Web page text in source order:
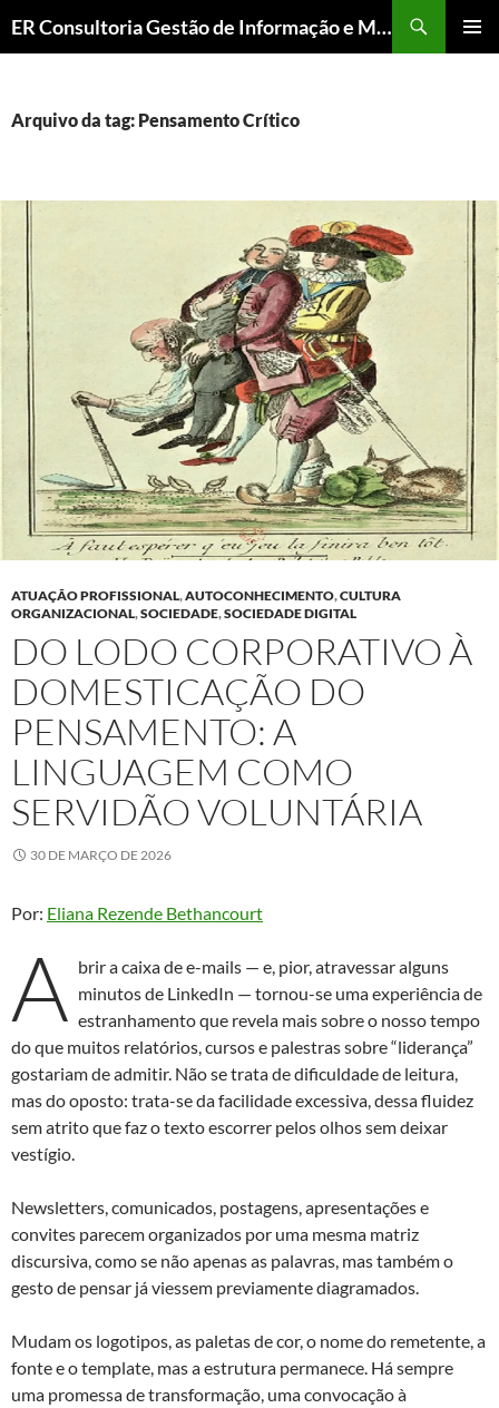
ER Consultoria Gestão de Informação e Memória Institucional
CONTEÚDO
Arquivo da tag: Pensamento Crítico
ATUAÇÃO PROFISSIONAL,AUTOCONHECIMENTO,CULTURA
ORGANIZACIONAL,SOCIEDADE,SOCIEDADE DIGITAL
DO LODO CORPORATIVO À
DOMESTICAÇÃO DO
PENSAMENTO: A
LINGUAGEM COMO
SERVIDÃO VOLUNTÁRIA
30 DE MARÇO DE 2026
Por: Eliana Rezende Bethancourt
A brir a caixa de e-mails — e, pior, atravessar alguns
minutos de LinkedIn — tornou-se uma experiência de
estranhamento que revela mais sobre o nosso tempo
do que muitos relatórios, cursos e palestras sobre “liderança”
gostariam de admitir. Não se trata de dificuldade de leitura,
mas do oposto: trata-se da facilidade excessiva, dessa fluidez
sem atrito que faz o texto escorrer pelos olhos sem deixar
vestígio.
Newsletters, comunicados, postagens, apresentações e
convites parecem organizados por uma mesma matriz
discursiva, como se não apenas as palavras, mas também o
gesto de pensar já viessem previamente diagramados.
Mudam os logotipos, as paletas de cor, o nome do remetente, a
fonte e o template, mas a estrutura permanece. Há sempre
uma promessa de transformação, uma convocação à